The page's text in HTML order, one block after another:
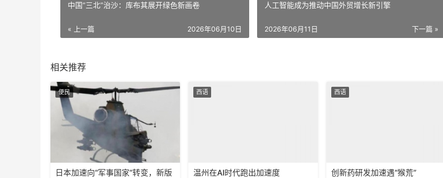
中国“三北”治沙：库布其展开绿色新画卷
« 上一篇 2026年06月10日
人工智能成为推动中国外贸增长新引擎
下一篇 »
2026年06月11日
相关推荐
便民
日本加速向“军事国家”转变，新版
西语
温州在AI时代跑出加速度
西语
创新药研发加速遇“猴荒”